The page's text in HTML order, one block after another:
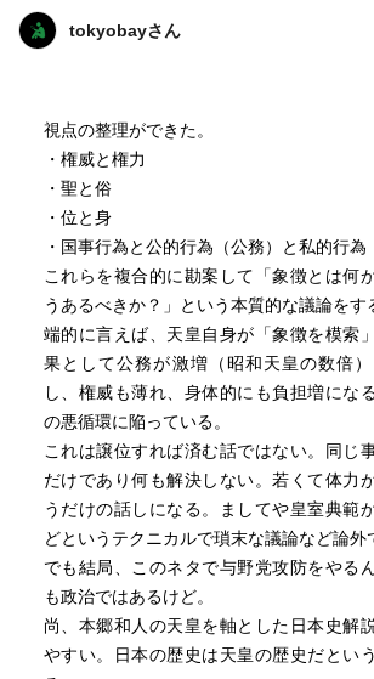
tokyobayさん
視点の整理ができた。
・権威と権力
・聖と俗
・位と身
・国事行為と公的行為（公務）と私的行為
これらを複合的に勘案して「象徴とは何
うあるべきか？」という本質的な議論をす
端的に言えば、天皇自身が「象徴を模索
果として公務が激増（昭和天皇の数倍
し、権威も薄れ、身体的にも負担増にな
の悪循環に陥っている。
これは譲位すれば済む話ではない。同じ
だけであり何も解決しない。若くて体力
うだけの話しになる。ましてや皇室典範
どというテクニカルで瑣末な議論など論外
でも結局、このネタで与野党攻防をやる
も政治ではあるけど。
尚、本郷和人の天皇を軸とした日本史解
やすい。日本の歴史は天皇の歴史だとい